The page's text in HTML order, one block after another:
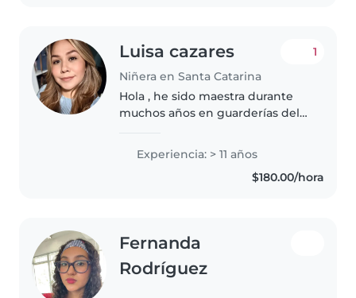
Luisa cazares
Niñera en Santa Catarina
1
Hola , he sido maestra durante
muchos años en guarderías del
niños desde 45 días hasta 6 años
o más , cuento con referencias
personales y laborales Me..
Experiencia: > 11 años
$180.00/hora
Fernanda
Rodríguez